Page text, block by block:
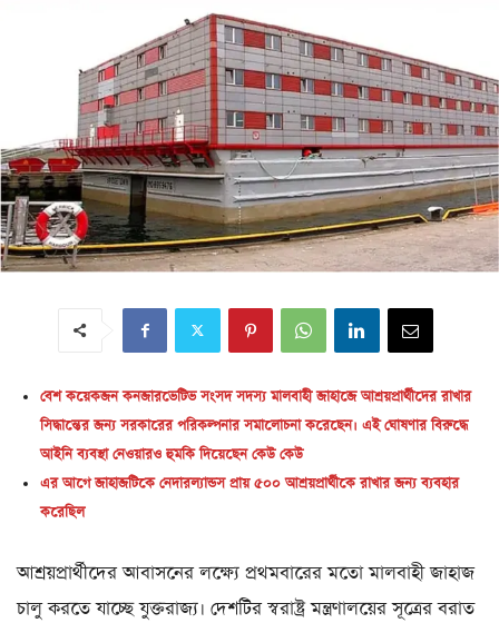
বেশ কয়েকজন কনজারভেটিভ সংসদ সদস্য মালবাহী জাহাজে আশ্রয়প্রার্থীদের রাখার
সিদ্ধান্তের জন্য সরকারের পরিকল্পনার সমালোচনা করেছেন। এই ঘোষণার বিরুদ্ধে
আইনি ব্যবস্থা নেওয়ারও হুমকি দিয়েছেন কেউ কেউ
এর আগে জাহাজটিকে নেদারল্যান্ডস প্রায় ৫০০ আশ্রয়প্রার্থীকে রাখার জন্য ব্যবহার
করেছিল
আশ্রয়প্রার্থীদের আবাসনের লক্ষ্যে প্রথমবারের মতো মালবাহী জাহাজ
চালু করতে যাচ্ছে যুক্তরাজ্য। দেশটির স্বরাষ্ট্র মন্ত্রণালয়ের সূত্রের বরাত